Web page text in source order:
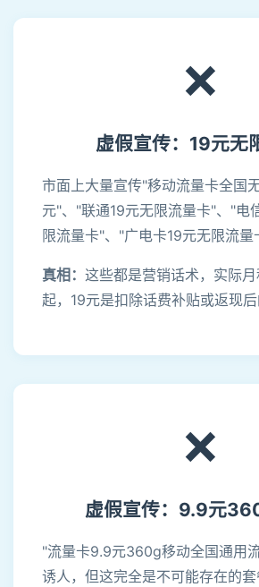
❌
虚假宣传：19元无
市面上大量宣传"移动流量卡全国
元"、"联通19元无限流量卡"、"电
限流量卡"、"广电卡19元无限流量
真相： 这些都是营销话术，实际
起，19元是扣除话费补贴或返现后
❌
虚假宣传：9.9元
"流量卡9.9元360g移动全国通用
诱人，但这完全是不可能存在的套